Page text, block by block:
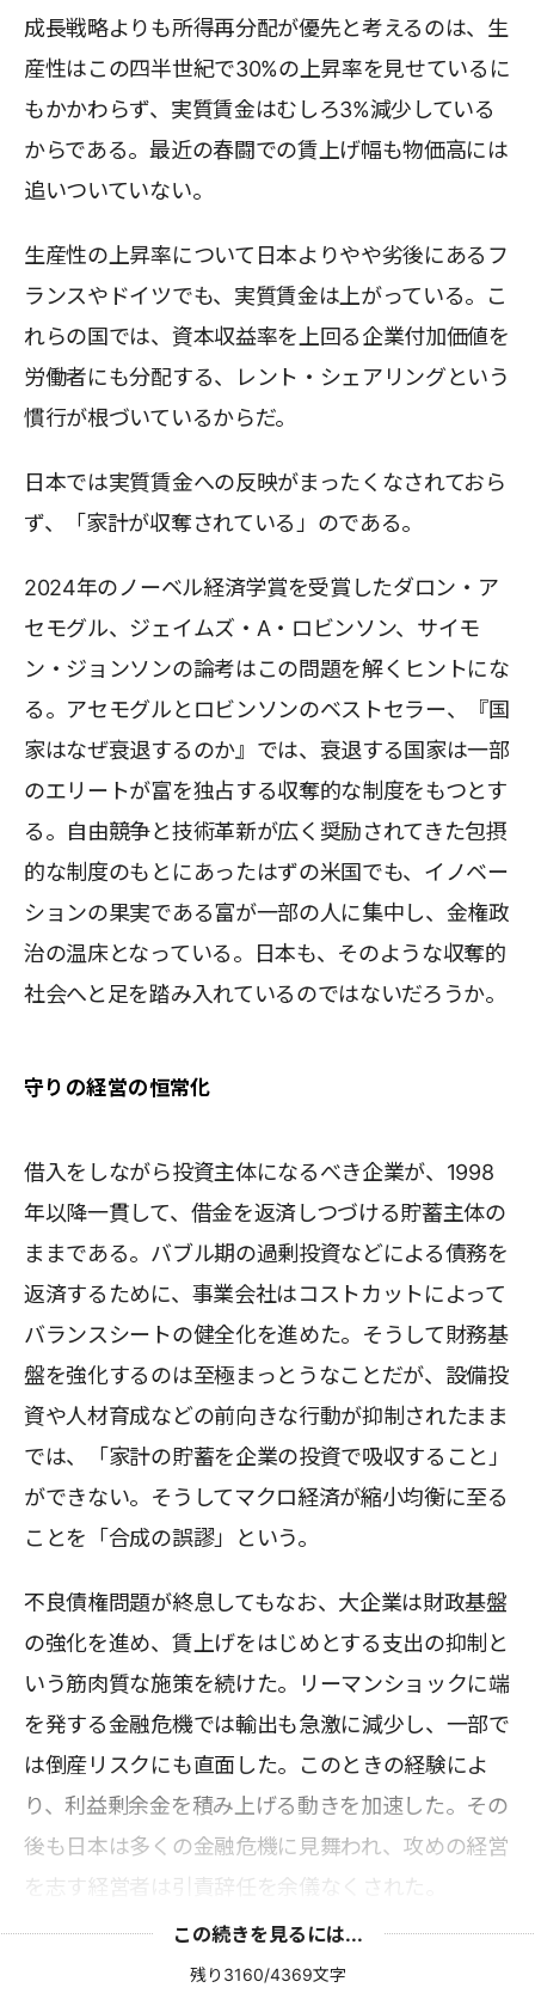
成長戦略よりも所得再分配が優先と考えるのは、生
産性はこの四半世紀で30%の上昇率を見せているに
もかかわらず、実質賃金はむしろ3%減少している
からである。最近の春闘での賃上げ幅も物価高には
追いついていない。
生産性の上昇率について日本よりやや劣後にあるフ
ランスやドイツでも、実質賃金は上がっている。こ
れらの国では、資本収益率を上回る企業付加価値を
労働者にも分配する、レント・シェアリングという
慣行が根づいているからだ。
日本では実質賃金への反映がまったくなされておら
ず、「家計が収奪されている」のである。
2024年のノーベル経済学賞を受賞したダロン・ア
セモグル、ジェイムズ・A・ロビンソン、サイモ
ン・ジョンソンの論考はこの問題を解くヒントにな
る。アセモグルとロビンソンのベストセラー、『国
家はなぜ衰退するのか』では、衰退する国家は一部
のエリートが富を独占する収奪的な制度をもつとす
る。自由競争と技術革新が広く奨励されてきた包摂
的な制度のもとにあったはずの米国でも、イノベー
ションの果実である富が一部の人に集中し、金権政
治の温床となっている。日本も、そのような収奪的
社会へと足を踏み入れているのではないだろうか。
守りの経営の恒常化
借入をしながら投資主体になるべき企業が、1998
年以降一貫して、借金を返済しつづける貯蓄主体の
ままである。バブル期の過剰投資などによる債務を
返済するために、事業会社はコストカットによって
バランスシートの健全化を進めた。そうして財務基
盤を強化するのは至極まっとうなことだが、設備投
資や人材育成などの前向きな行動が抑制されたまま
では、「家計の貯蓄を企業の投資で吸収すること」
ができない。そうしてマクロ経済が縮小均衡に至る
ことを「合成の誤謬」という。
不良債権問題が終息してもなお、大企業は財政基盤
の強化を進め、賃上げをはじめとする支出の抑制と
いう筋肉質な施策を続けた。リーマンショックに端
を発する金融危機では輸出も急激に減少し、一部で
は倒産リスクにも直面した。このときの経験によ
り、利益剰余金を積み上げる動きを加速した。その
後も日本は多くの金融危機に見舞われ、攻めの経営
を志す経営者は引責辞任を余儀なくされた。
この続きを見るには...
残り3160/4369文字